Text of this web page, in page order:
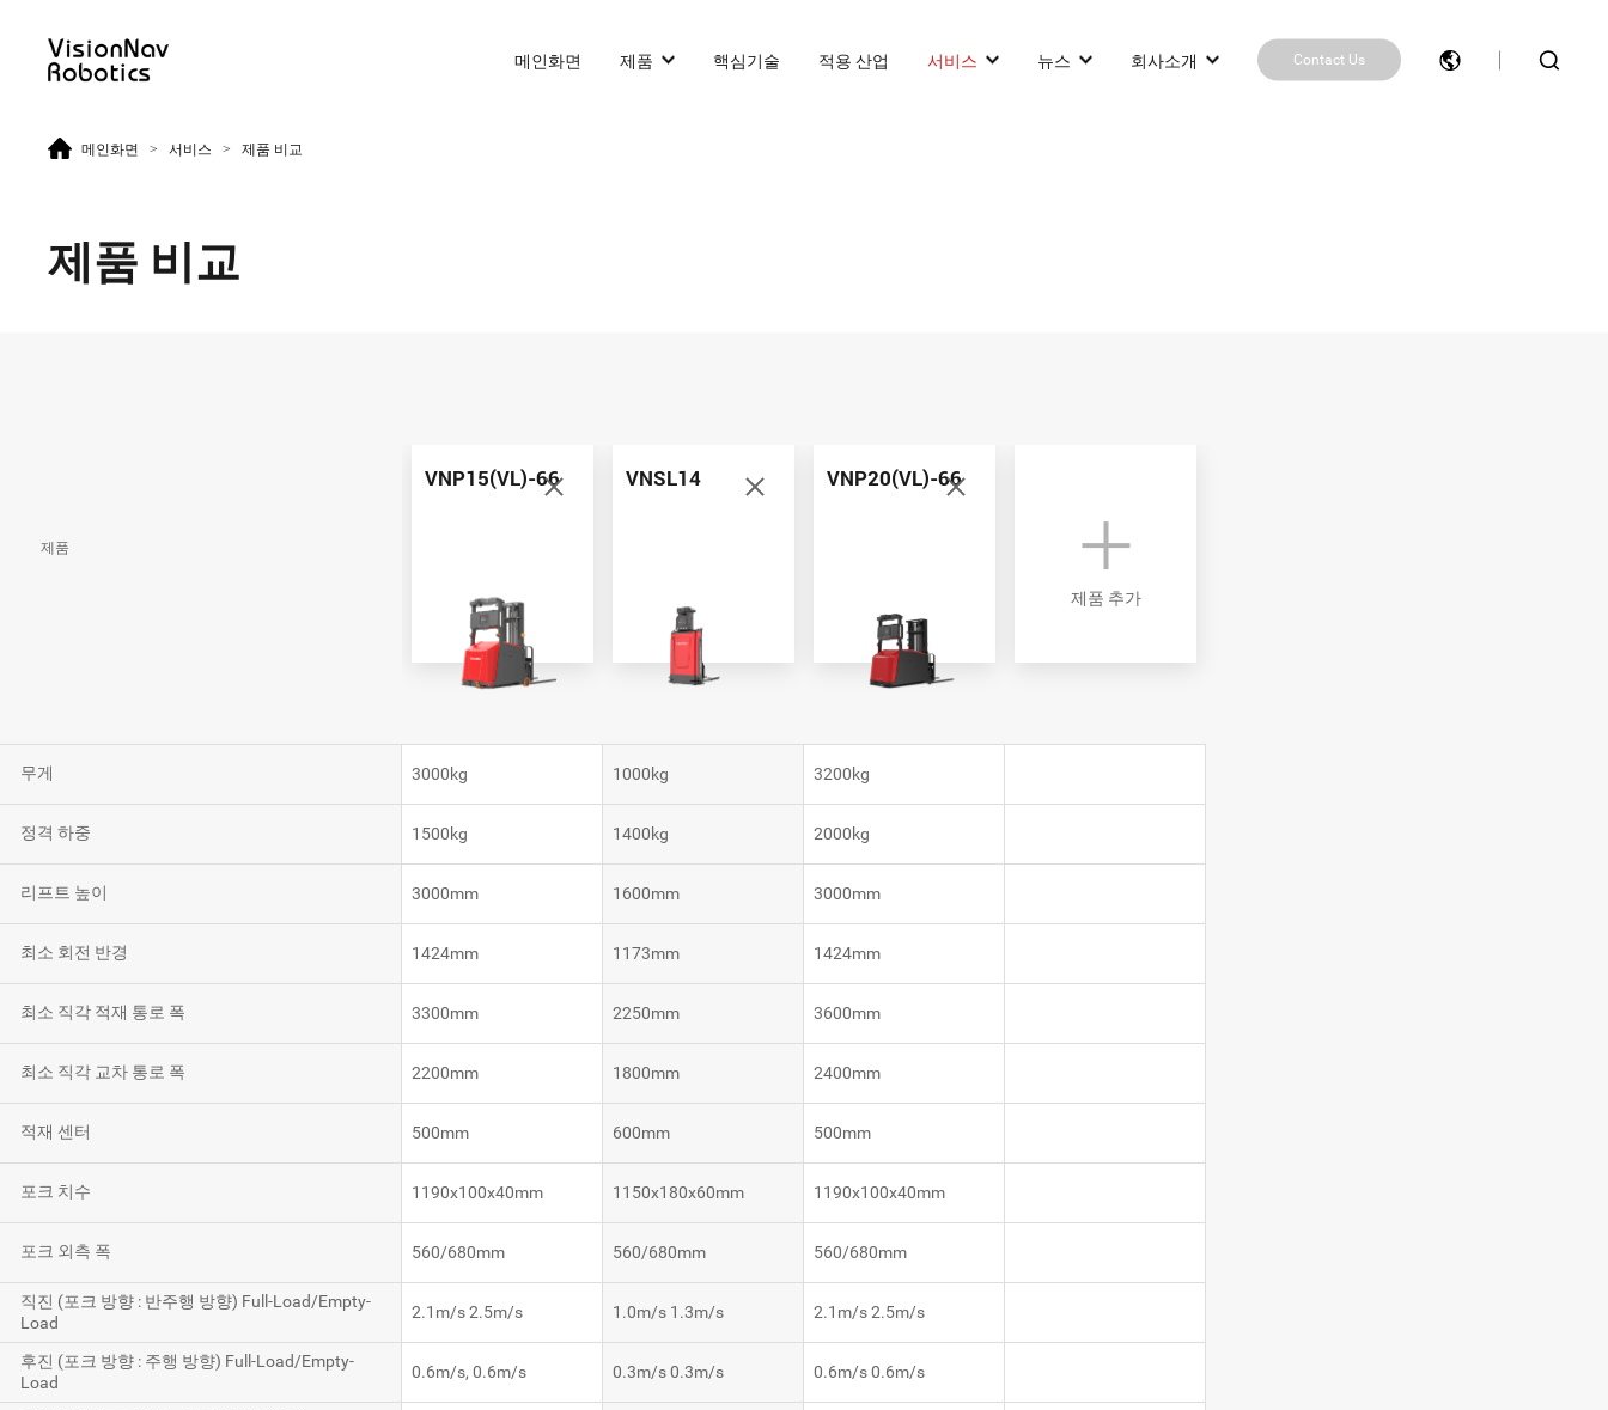
메인화면 제품 핵심기술 적용 산업 서비스 뉴스 회사소개 Contact Us
VNE40-66
AMR (자율주행로봇)
VNK15
메인화면 > 서비스 > 제품 비교
제품 비교
제품
무게
정격 하중
리프트 높이
최소 회전 반경
최소 직각 적재 통로 폭
최소 직각 교차 통로 폭
적재 센터
포크 치수
포크 외측 폭
직진 (포크 방향 : 반주행 방향) Full-Load/Empty-
Load
후진 (포크 방향 : 주행 방향) Full-Load/Empty-
Load
VNP15(VL)-66
3000kg
1500kg
3000mm
1424mm
3300mm
2200mm
500mm
1190x100x40mm
560/680mm
2.1m/s 2.5m/s
0.6m/s, 0.6m/s
VNSL14
1000kg
1400kg
1600mm
1173mm
2250mm
1800mm
600mm
1150x180x60mm
560/680mm
1.0m/s 1.3m/s
0.3m/s 0.3m/s
VNP20(VL)-66
3200kg
2000kg
3000mm
1424mm
3600mm
2400mm
500mm
1190x100x40mm
560/680mm
2.1m/s 2.5m/s
0.6m/s 0.6m/s
제품 추가